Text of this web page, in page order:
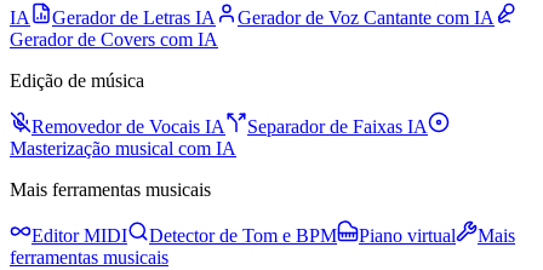
IA
Gerador de Letras IA
Gerador de Voz Cantante com IA
Gerador de Covers com IA
Edição de música
Removedor de Vocais IA
Separador de Faixas IA
Masterização musical com IA
Mais ferramentas musicais
Editor MIDI Detector de Tom e BPM Piano virtual
Mais
ferramentas musicais